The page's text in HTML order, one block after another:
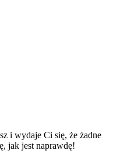
i wydaje Ci się, że żadne
jak jest naprawdę!